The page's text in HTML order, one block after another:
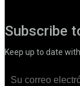
Subscribe
Keep up to date